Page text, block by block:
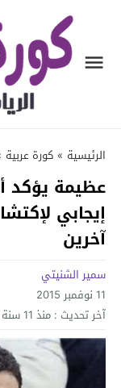
الرئيسية » كورة عربية
عظيمة يؤكد
إيجابي
آخرين
سمير الشنيتي
11 نوفمبر 2015
آخر تحديث : منذ 11 سنة